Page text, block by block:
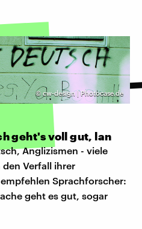
©cw-design | Photocase.de
geht's voll gut, lan
Anglizismen - viele
Verfall ihrer
Sprachforscher:
geht es gut, sogar